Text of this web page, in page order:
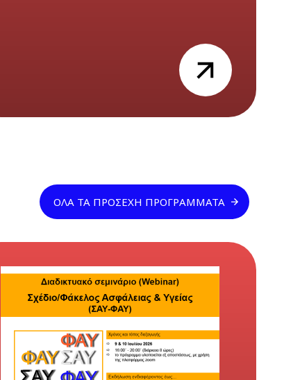
view
ΌΛΑ ΤΑ ΠΡΟΣΕΧΉ ΠΡΟΓΡΆΜΜΑΤΑ